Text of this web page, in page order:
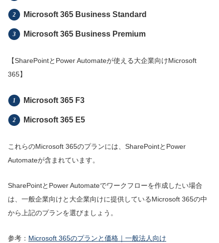
Microsoft 365 Business Standard
Microsoft 365 Business Premium
【SharePointとPower Automateが使える大企業向けMicrosoft
365】
Microsoft 365 F3
Microsoft 365 E5
これらのMicrosoft 365のプランには、SharePointとPower
Automateが含まれています。
SharePointとPower Automateでワークフローを作成したい場合
は、一般企業向けと大企業向けに提供しているMicrosoft 365の中
から上記のプランを選びましょう。
参考： Microsoft 365のプランと価格｜一般法人向け